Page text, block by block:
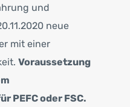
und
neue
mit einer
Voraussetzung
PEFC oder FSC.